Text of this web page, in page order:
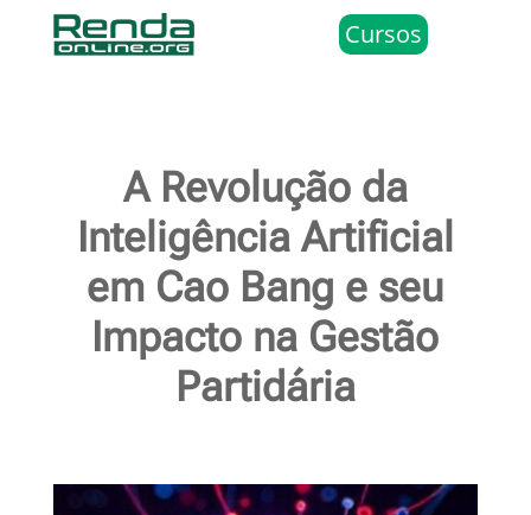
Cursos
A Revolução da
Inteligência Artificial
em Cao Bang e seu
Impacto na Gestão
Partidária